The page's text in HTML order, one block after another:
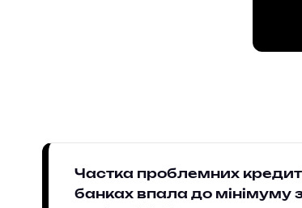
Частка проблемних
банках впала до мінімуму